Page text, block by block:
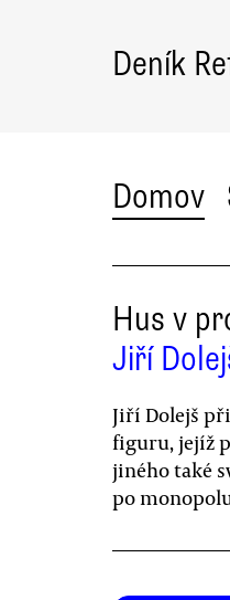
Deník
Domov
Hus v
Jiří
Jiří Dolejš
figuru, jejíž
jiného také
po